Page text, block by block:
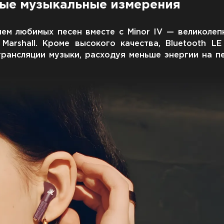
музыкальные измерения
любимых песен вместе с Minor IV —
Кроме высокого качества, Bluetooth
музыки, расходуя меньше энергии на